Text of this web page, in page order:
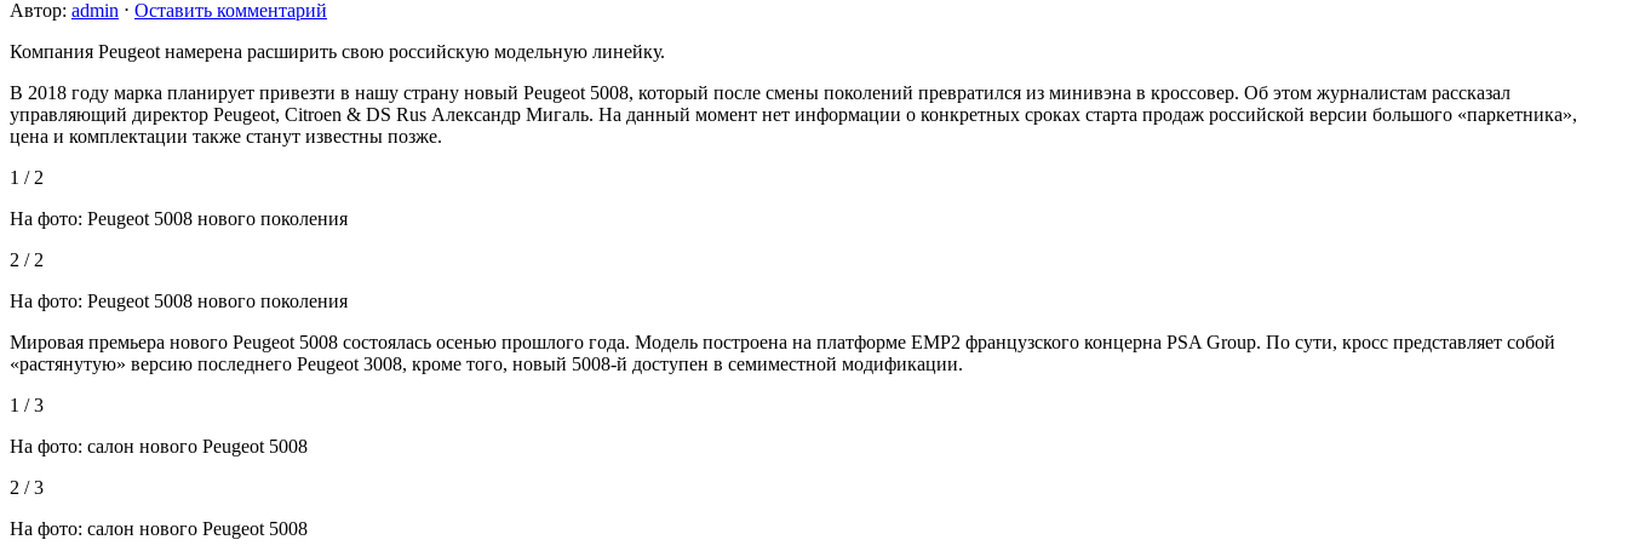
Автор: admin ⋅ Оставить комментарий
Компания Peugeot намерена расширить свою российскую модельную линейку.
В 2018 году марка планирует привезти в нашу страну новый Peugeot 5008, который после смены поколений превратился из минивэна в кроссовер. Об этом журналистам рассказал
управляющий директор Peugeot, Citroen & DS Rus Александр Мигаль. На данный момент нет информации о конкретных сроках старта продаж российской версии большого «паркетника»,
цена и комплектации также станут известны позже.
1 / 2
На фото: Peugeot 5008 нового поколения
2 / 2
На фото: Peugeot 5008 нового поколения
Мировая премьера нового Peugeot 5008 состоялась осенью прошлого года. Модель построена на платформе EMP2 французского концерна PSA Group. По сути, кросс представляет собой
«растянутую» версию последнего Peugeot 3008, кроме того, новый 5008-й доступен в семиместной модификации.
1 / 3
На фото: салон нового Peugeot 5008
2 / 3
На фото: салон нового Peugeot 5008